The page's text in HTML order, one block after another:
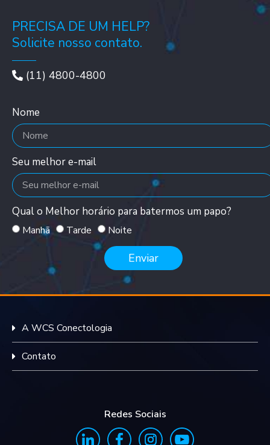
PRECISA DE UM HELP?
Solicite nosso contato.
(11) 4800-4800
Nome
Seu melhor e-mail
Qual o Melhor horário para batermos um papo?
Manhã Tarde Noite
Enviar
A WCS Conectologia
Contato
Redes Sociais